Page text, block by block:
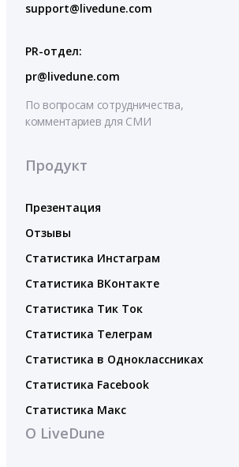
support@livedune.com
PR-отдел:
pr@livedune.com
По вопросам сотрудничества,
комментариев для СМИ
Продукт
Презентация
Отзывы
Статистика Инстаграм
Статистика ВКонтакте
Статистика Тик Ток
Статистика Телеграм
Статистика в Одноклассниках
Статистика Facebook
Статистика Макс
О LiveDune